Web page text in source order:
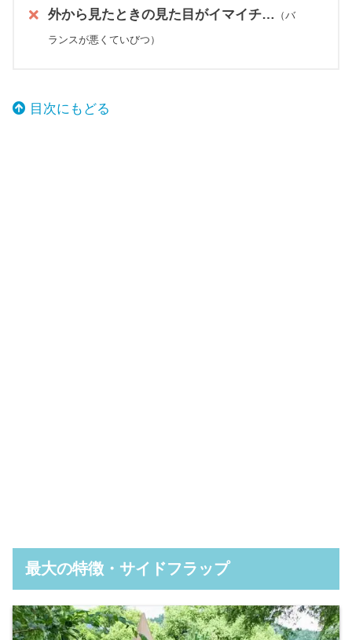
外から見たときの見た目がイマイチ… （バ
ランスが悪くていびつ）
目次にもどる
最大の特徴・サイドフラップ